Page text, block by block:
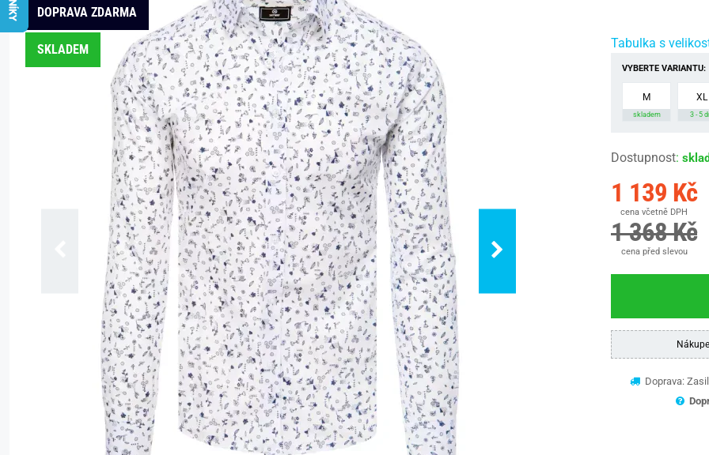
DOPRAVA ZDARMA
SKLADEM Tabulka s
VYBERTE VARIANTU:
M
skladem
XL
3 - 5
Dostupnost:
1 139 Kč
cena včetně DPH
1 368 Kč
cena před slevou
Doprava: